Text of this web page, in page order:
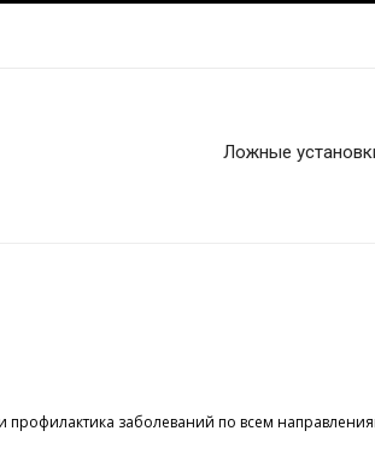
Ложные
профилактика заболеваний по всем